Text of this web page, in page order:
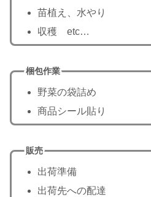
苗植え、水やり
収穫 etc…
梱包作業
野菜の袋詰め
商品シール貼り
販売
出荷準備
出荷先への配達